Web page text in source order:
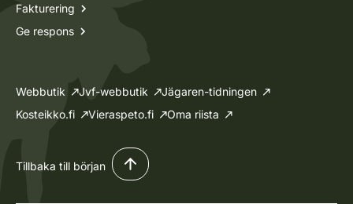
Fakturering
Ge respons
Webbutik Jvf-webbutik
Jägaren-tidningen
Kosteikko.fi
Vieraspeto.fi Oma riista
Tillbaka till början